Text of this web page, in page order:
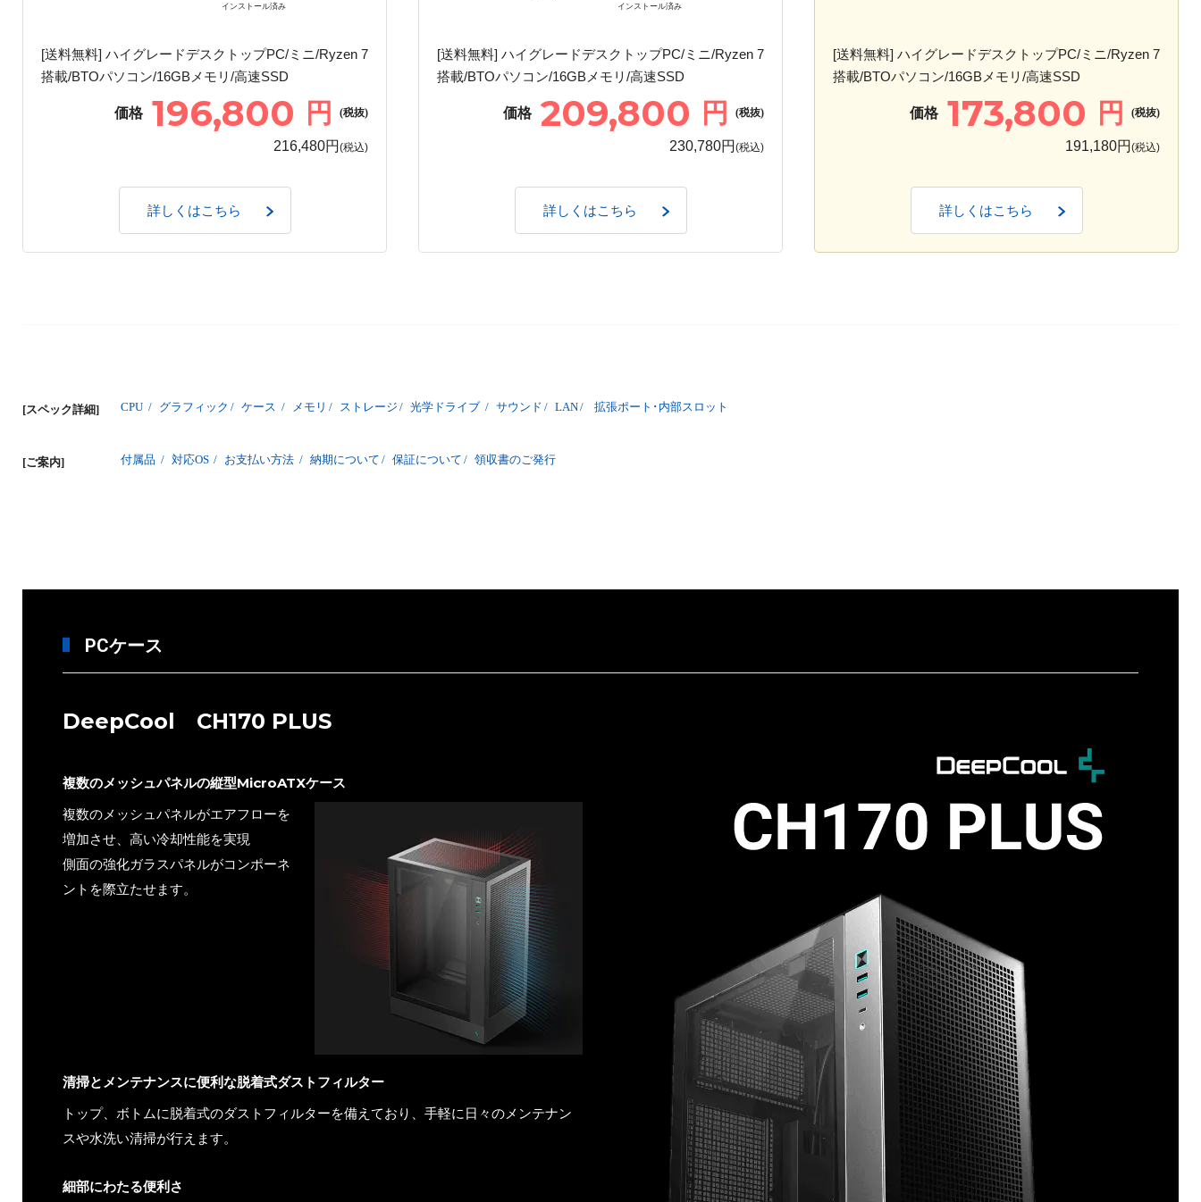
インストール済み
[送料無料] ハイグレードデスクトップPC/ミニ/Ryzen 7
搭載/BTOパソコン/16GBメモリ/高速SSD
価格 196,800 円 (税抜)
216,480円 (税込)
詳しくはこちら
インストール済み
[送料無料] ハイグレードデスクトップPC/ミニ/Ryzen 7
搭載/BTOパソコン/16GBメモリ/高速SSD
価格 209,800 円 (税抜)
230,780円 (税込)
詳しくはこちら
[送料無料] ハイグレードデスクトップPC/ミニ/Ryzen 7
搭載/BTOパソコン/16GBメモリ/高速SSD
価格 173,800 円 (税抜)
191,180円 (税込)
詳しくはこちら
[スペック詳細] CPU / グラフィック / ケース / メモリ / ストレージ / 光学ドライブ / サウンド / LAN/ 拡張ポート･内部スロット
[ご案内] 付属品 / 対応OS / お支払い方法 / 納期について / 保証について / 領収書のご発行
PCケース
DeepCool CH170 PLUS
複数のメッシュパネルの縦型MicroATXケース
複数のメッシュパネルがエアフローを
増加させ、高い冷却性能を実現
側面の強化ガラスパネルがコンポーネ
ントを際立たせます。
清掃とメンテナンスに便利な脱着式ダストフィルター
トップ、ボトムに脱着式のダストフィルターを備えており、手軽に日々のメンテナン
スや水洗い清掃が行えます。
細部にわたる便利さ